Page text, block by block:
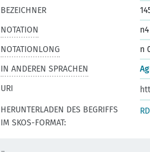
BEZEICHNER
NOTATION
NOTATIONLONG
n
IN ANDEREN SPRACHEN
URI
HERUNTERLADEN DES BEGRIFFS
IM SKOS-FORMAT: